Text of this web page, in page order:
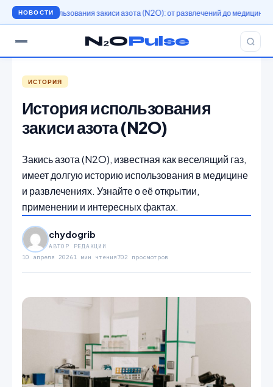
НОВОСТИ
использования закиси азота (N2O): от развлечений до медицины
N₂OPulse
ИСТОРИЯ
История использования
закиси азота (N2O)
Закись азота (N2O), известная как веселящий газ,
имеет долгую историю использования в медицине
и развлечениях. Узнайте о её открытии,
применении и интересных фактах.
chydogrib
АВТОР РЕДАКЦИИ
10 апреля 20261 мин чтения702 просмотров